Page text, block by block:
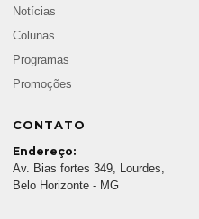
Notícias
Colunas
Programas
Promoções
CONTATO
Endereço:
Av. Bias fortes 349, Lourdes,
Belo Horizonte - MG